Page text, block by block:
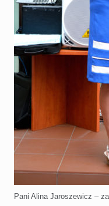
Pani Alina Jaroszewicz –